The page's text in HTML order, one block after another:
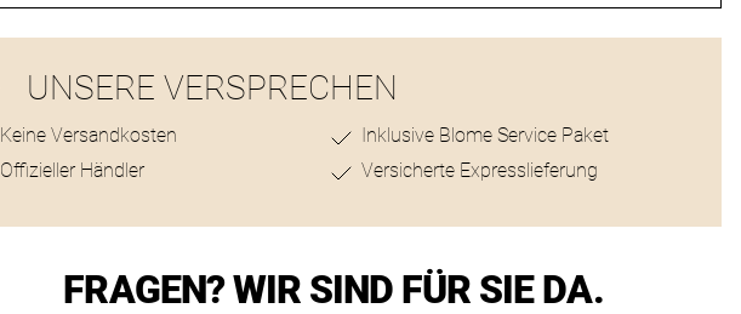
UNSERE VERSPRECHEN
Keine Versandkosten
Inklusive Blome Service Paket
Offizieller Händler
Versicherte Expresslieferung
FRAGEN? WIR SIND FÜR SIE DA.